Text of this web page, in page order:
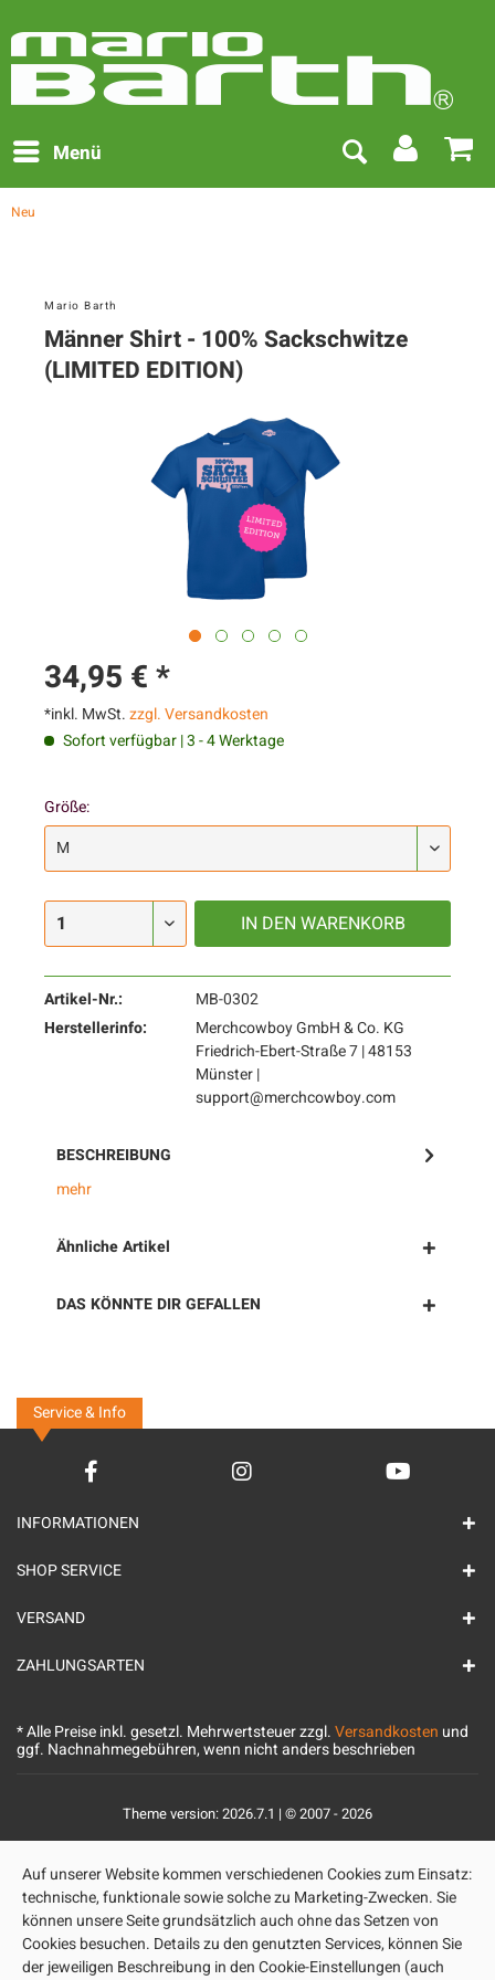
Menü
Neu
Mario Barth
Männer Shirt - 100% Sackschwitze
(LIMITED EDITION)
34,95 € *
*inkl. MwSt.zzgl. Versandkosten
Sofort verfügbar | 3 - 4 Werktage
Größe:
IN DEN WARENKORB
Artikel-Nr.:
MB-0302
Herstellerinfo:
Merchcowboy GmbH & Co. KG
Friedrich-Ebert-Straße 7 | 48153
Münster |
support@merchcowboy.com
BESCHREIBUNG
mehr
Ähnliche Artikel
DAS KÖNNTE DIR GEFALLEN
Service & Info
INFORMATIONEN
SHOP SERVICE
VERSAND
ZAHLUNGSARTEN
* Alle Preise inkl. gesetzl. Mehrwertsteuer zzgl.Versandkosten und
ggf. Nachnahmegebühren, wenn nicht anders beschrieben
Theme version: 2026.7.1 | © 2007 - 2026
Auf unserer Website kommen verschiedenen Cookies zum Einsatz:
technische, funktionale sowie solche zu Marketing-Zwecken. Sie
können unsere Seite grundsätzlich auch ohne das Setzen von
Cookies besuchen. Details zu den genutzten Services, können Sie
der jeweiligen Beschreibung in den Cookie-Einstellungen (auch